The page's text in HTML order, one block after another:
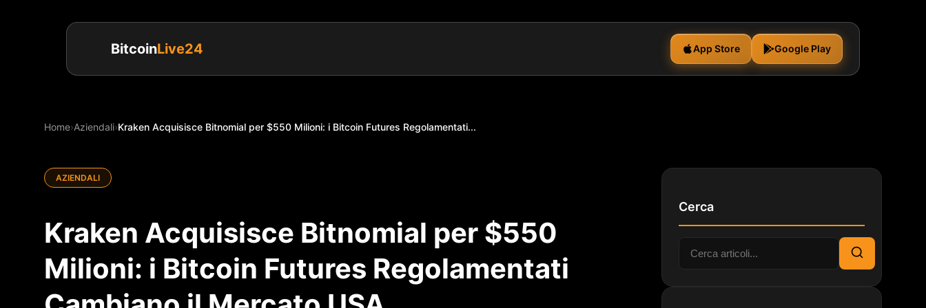
BitcoinLive24 App Store Google Play
Home›Aziendali›Kraken Acquisisce Bitnomial per $550 Milioni: i Bitcoin Futures Regolamentati...
AZIENDALI
Kraken Acquisisce Bitnomial per $550
Milioni: i Bitcoin Futures Regolamentati
Cerca
Cerca:
Cerca